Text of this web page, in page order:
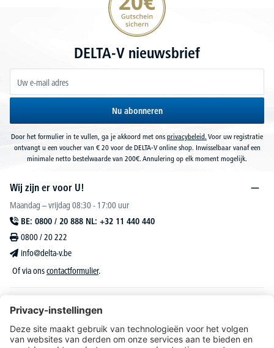
DELTA-V nieuwsbrief
Nu abonneren
Door het formulier in te vullen, ga je akkoord met ons privacybeleid. Voor uw registratie
ontvangt u een voucher van € 20 voor de DELTA-V online shop. Inwisselbaar vanaf een
minimale netto bestelwaarde van 200€. Annulering op elk moment mogelijk.
Wij zijn er voor U!
Maandag – vrijdag 08:30 - 17:00 uur
BE: 0800 / 20 888 NL: +32 11 440 440
0800 / 20 222
info@delta-v.be
Of via onscontactformulier.
DELTA-V Lucas
Klantenservice